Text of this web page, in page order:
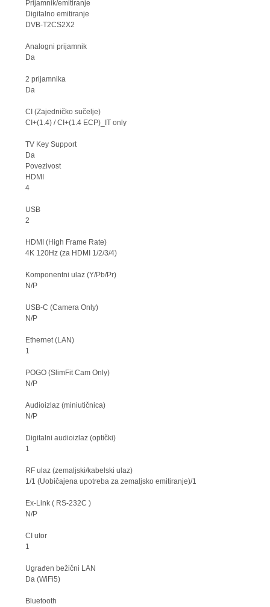
Prijamnik/emitiranje
Digitalno emitiranje
DVB-T2CS2X2
Analogni prijamnik
Da
2 prijamnika
Da
CI (Zajedničko sučelje)
CI+(1.4) / CI+(1.4 ECP)_IT only
TV Key Support
Da
Povezivost
HDMI
4
USB
2
HDMI (High Frame Rate)
4K 120Hz (za HDMI 1/2/3/4)
Komponentni ulaz (Y/Pb/Pr)
N/P
USB-C (Camera Only)
N/P
Ethernet (LAN)
1
POGO (SlimFit Cam Only)
N/P
Audioizlaz (miniutičnica)
N/P
Digitalni audioizlaz (optički)
1
RF ulaz (zemaljski/kabelski ulaz)
1/1 (Uobičajena upotreba za zemaljsko emitiranje)/1
Ex-Link ( RS-232C )
N/P
CI utor
1
Ugrađen bežični LAN
Da (WiFi5)
Bluetooth